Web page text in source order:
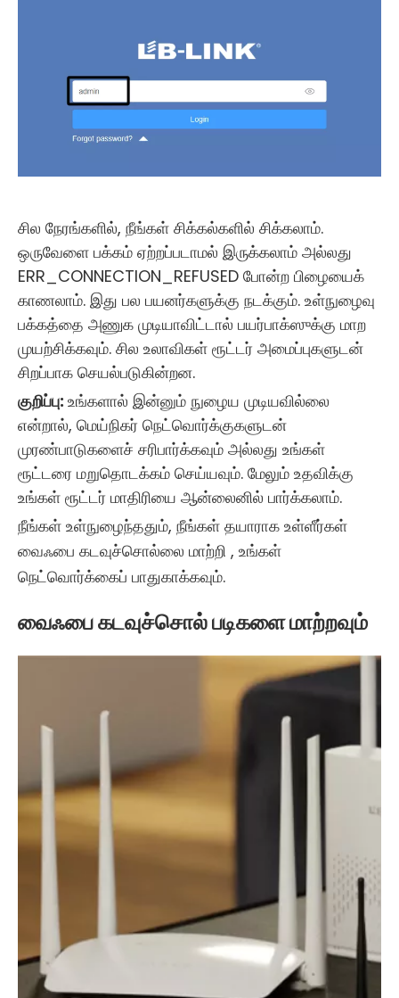
சில நேரங்களில், நீங்கள் சிக்கல்களில் சிக்கலாம்.
ஒருவேளை பக்கம் ஏற்றப்படாமல் இருக்கலாம் அல்லது
ERR_CONNECTION_REFUSED போன்ற பிழையைக்
காணலாம். இது பல பயனர்களுக்கு நடக்கும். உள்நுழைவு
பக்கத்தை அணுக முடியாவிட்டால் பயர்பாக்ஸுக்கு மாற
முயற்சிக்கவும். சில உலாவிகள் ரூட்டர் அமைப்புகளுடன்
சிறப்பாக செயல்படுகின்றன.
குறிப்பு: உங்களால் இன்னும் நுழைய முடியவில்லை
என்றால், மெய்நிகர் நெட்வொர்க்குகளுடன்
முரண்பாடுகளைச் சரிபார்க்கவும் அல்லது உங்கள்
ரூட்டரை மறுதொடக்கம் செய்யவும். மேலும் உதவிக்கு
உங்கள் ரூட்டர் மாதிரியை ஆன்லைனில் பார்க்கலாம்.
நீங்கள் உள்நுழைந்ததும், நீங்கள் தயாராக உள்ளீர்கள்
வைஃபை கடவுச்சொல்லை மாற்றி , உங்கள்
நெட்வொர்க்கைப் பாதுகாக்கவும்.
வைஃபை கடவுச்சொல் படிகளை மாற்றவும்